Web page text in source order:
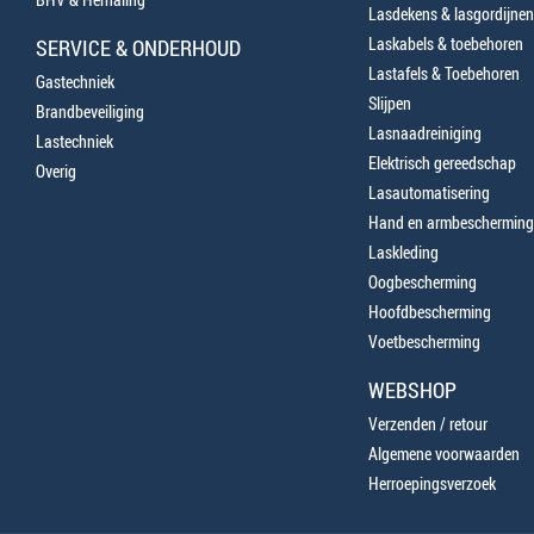
SERVICE & ONDERHOUD
Gastechniek
Brandbeveiliging
Lastechniek
Overig
Lasdekens & lasgordijnen
Laskabels & toebehoren
Lastafels & Toebehoren
Slijpen
Lasnaadreiniging
Elektrisch gereedschap
Lasautomatisering
Hand en armbescherming
Laskleding
Oogbescherming
Hoofdbescherming
Voetbescherming
WEBSHOP
Verzenden / retour
Algemene voorwaarden
Herroepingsverzoek